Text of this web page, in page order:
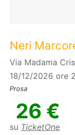
Neri
Via Madama
18/12/2026 ore
Prosa
26 €
su TicketOne